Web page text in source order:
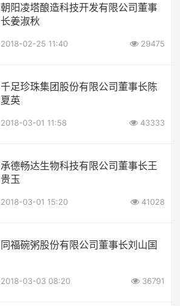
朝阳凌塔酿造科技开发有限公司董事
长姜淑秋
2018-02-25 11:40 29475
千足珍珠集团股份有限公司董事长陈
夏英
2018-03-01 11:58 43333
承德畅达生物科技有限公司董事长王
贵玉
2018-03-01 15:20 41028
同福碗粥股份有限公司董事长刘山国
2018-03-03 08:20 36791